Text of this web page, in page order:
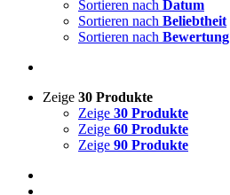
Sortieren nach Datum
Sortieren nach Beliebtheit
Sortieren nach Bewertung
Zeige 30 Produkte
Zeige 30 Produkte
Zeige 60 Produkte
Zeige 90 Produkte